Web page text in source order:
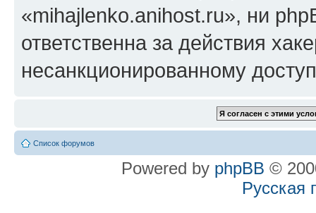
«mihajlenko.anihost.ru», ни
ответственна за действия
несанкционированному
Список форумов
Powered by phpBB ©
Русская